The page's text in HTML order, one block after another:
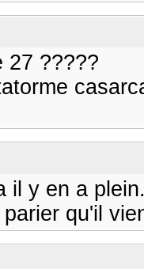
27 ?????
il y en a
qu'il